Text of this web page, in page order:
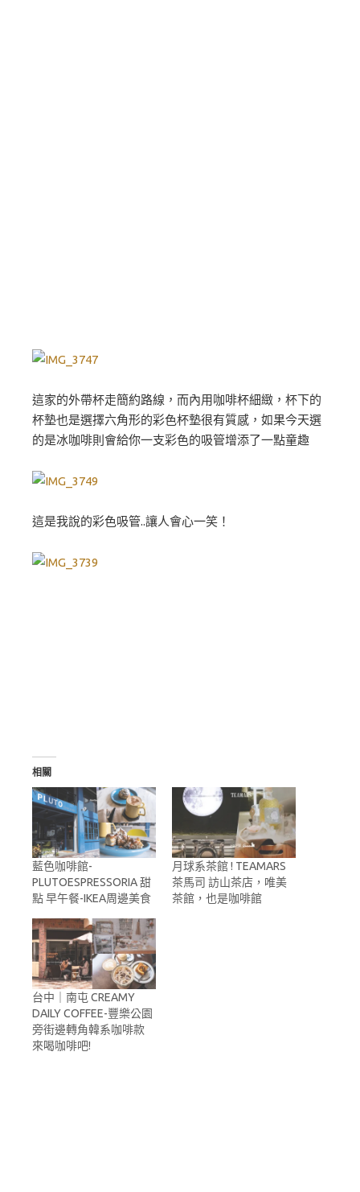
這家的外帶杯走簡約路線，而內用咖啡杯細緻，杯下的
杯墊也是選擇六角形的彩色杯墊很有質感，如果今天選
的是冰咖啡則會給你一支彩色的吸管增添了一點童趣
這是我說的彩色吸管..讓人會心一笑！
相關
藍色咖啡館-
PLUTOESPRESSORIA 甜
點 早午餐-IKEA周邊美食
月球系茶館 ! TEAMARS
茶馬司 訪山茶店，唯美
茶館，也是咖啡館
台中｜南屯 CREAMY
DAILY COFFEE-豐樂公園
旁街邊轉角韓系咖啡款
來喝咖啡吧!